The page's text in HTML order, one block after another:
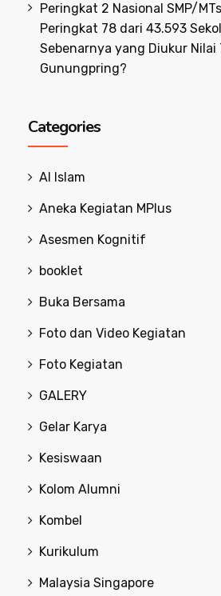
Peringkat 2 Nasional SMP/
Peringkat 78 dari 43.593
Sebenarnya yang Diukur Nilai
Gunungpring?
Categories
Al Islam
Aneka Kegiatan MPlus
Asesmen Kognitif
booklet
Buka Bersama
Foto dan Video Kegiatan
Foto Kegiatan
GALERY
Gelar Karya
Kesiswaan
Kolom Alumni
Kombel
Kurikulum
Malaysia Singapore